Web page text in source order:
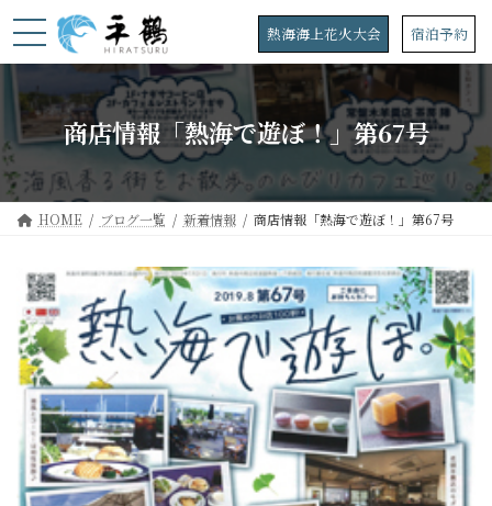
ン
ス
キ
ッ
プ
ビ
ン
に
移
動
熱海海上花火大会 宿泊予約
商店情報「熱海で遊ぼ！」第67号
HOME ブログ一覧 新着情報 商店情報「熱海で遊ぼ！」第67号